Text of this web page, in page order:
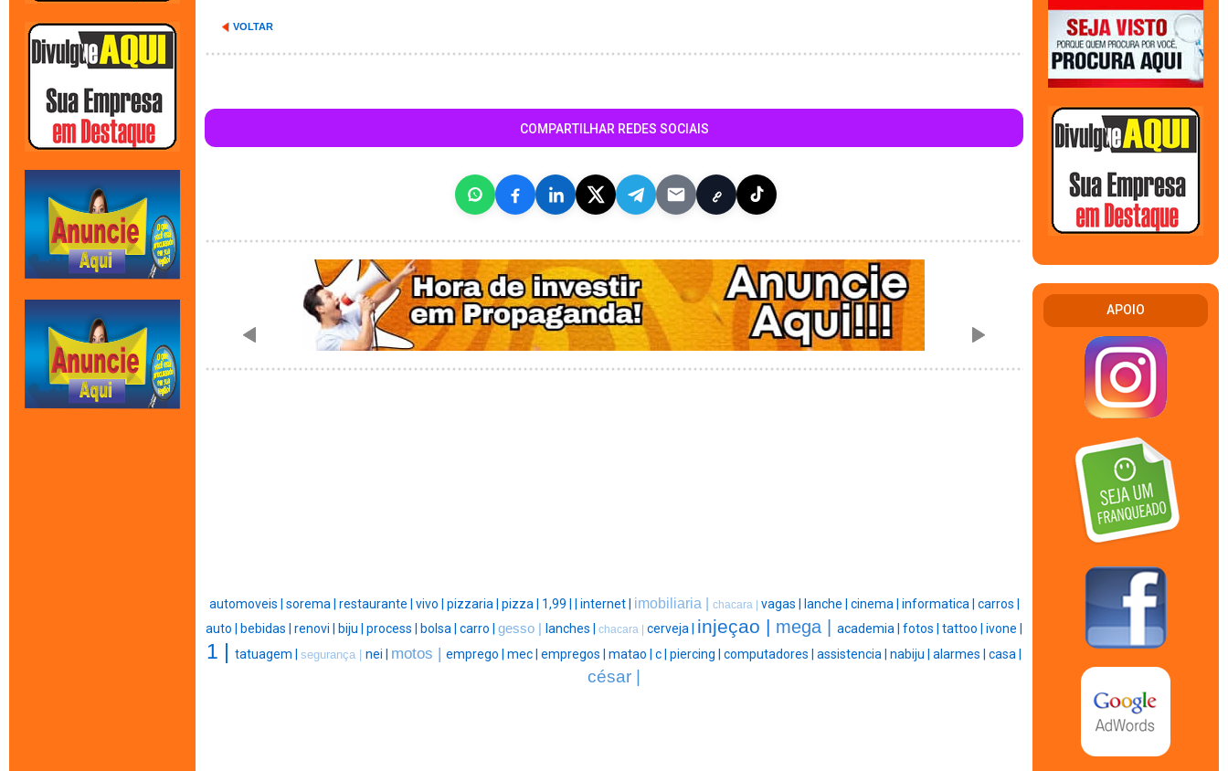
VOLTAR
COMPARTILHAR REDES SOCIAIS
automoveis | sorema | restaurante | vivo | pizzaria | pizza | 1,99 | internet | imobiliaria | chacara | vagas | lanche | cinema | informatica | carros |
auto |
bebidas | renovi | biju | process | bolsa | carro | gesso | lanches | chacara | cerveja | injeçao | mega | academia | fotos | tattoo | ivone |
1 | tatuagem | segurança | nei | motos | emprego | mec | empregos | matao | c | piercing | computadores | assistencia | nabiju | alarmes | casa |
césar |
APOIO